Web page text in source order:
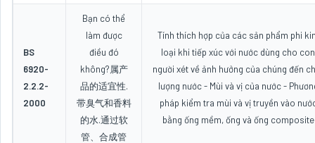
BS
6920-
2.2.2-
2000
Bạn có thể
làm được
điều đó
không?属产
品的适宜性.
带臭气和香料
的水.通过软
管、合成管
Tính thích hợp của các sản phẩm phi
loại khi tiếp xúc với nước dùng cho con
người xét về ảnh hưởng của chúng đến
lượng nước - Mùi và vị của nước -
pháp kiểm tra mùi và vị truyền vào
bằng ống mềm, ống và ống composite